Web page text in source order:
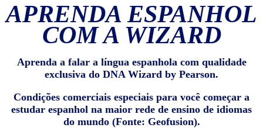
APRENDA ESPANHOL
COM A WIZARD
Aprenda a falar a língua espanhola com qualidade
exclusiva do DNA Wizard by Pearson.
Condições comerciais especiais para você começar a
estudar espanhol na maior rede de ensino de idiomas
do mundo (Fonte: Geofusion).